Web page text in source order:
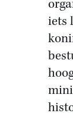
iets